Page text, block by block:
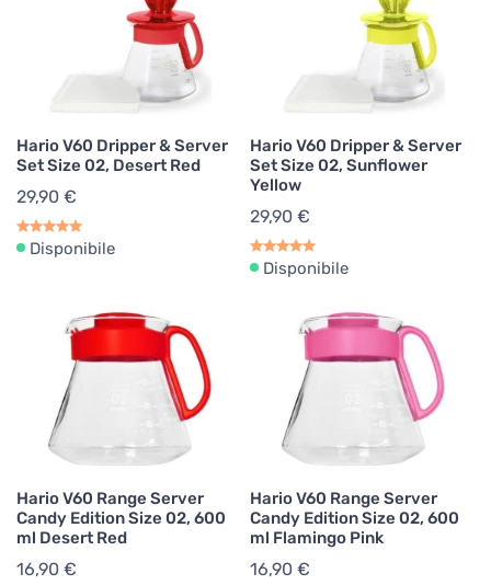
Hario V60 Dripper & Server
Set Size 02, Desert Red
29,90 €
Disponibile
Hario V60 Dripper & Server
Set Size 02, Sunflower
Yellow
29,90 €
Disponibile
Hario V60 Range Server
Candy Edition Size 02, 600
ml Desert Red
16,90 €
Hario V60 Range Server
Candy Edition Size 02, 600
ml Flamingo Pink
16,90 €